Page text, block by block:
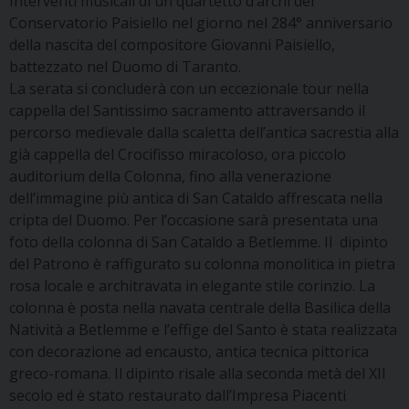
Conservatorio Paisiello nel giorno nel 284° anniversario
della nascita del compositore Giovanni Paisiello,
battezzato nel Duomo di Taranto.
La serata si concluderà con un eccezionale tour nella
cappella del Santissimo sacramento attraversando il
percorso medievale dalla scaletta dell’antica sacrestia alla
già cappella del Crocifisso miracoloso, ora piccolo
auditorium della Colonna, fino alla venerazione
dell’immagine più antica di San Cataldo affrescata nella
cripta del Duomo. Per l’occasione sarà presentata una
foto della colonna di San Cataldo a Betlemme. Il dipinto
del Patrono è raffigurato su colonna monolitica in pietra
rosa locale e architravata in elegante stile corinzio. La
colonna è posta nella navata centrale della Basilica della
Natività a Betlemme e l’effige del Santo è stata realizzata
con decorazione ad encausto, antica tecnica pittorica
greco-romana. Il dipinto risale alla seconda metà del XII
secolo ed è stato restaurato dall’Impresa Piacenti